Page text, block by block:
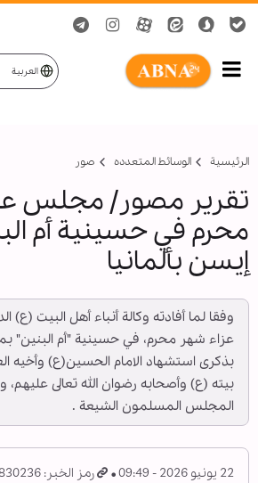
العربية
الرئيسية الوسائط المتعدده صور
تقرير مصور/ مجلس
محرم في حسينية أم
إيسن بألمانيا
وفقا لما أفادته وكالة أنباء أهل البيت (ع)
عزاء شهر محرم، في حسينية "أم البنين"
بذكرى استشهاد الامام الحسين(ع) وأخيه
بيته (ع) وأصحابه رضوان الله تعالى
المجلس المسلمون الشيعة .
22 يونيو 2026 - 09:49 رمز الخبر: 1830236